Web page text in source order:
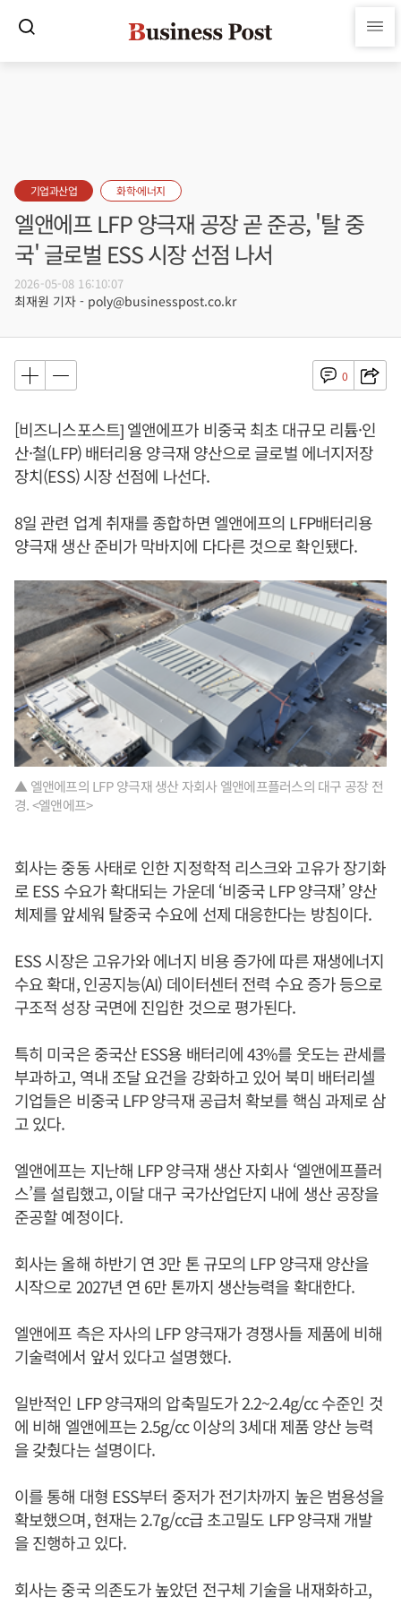
기업과산업 화학·에너지
엘앤에프 LFP 양극재 공장 곧 준공, '탈 중
국' 글로벌 ESS 시장 선점 나서
2026-05-08 16:10:07
최재원 기자 - poly@businesspost.co.kr
0
[비즈니스포스트] 엘앤에프가 비중국 최초 대규모 리튬·인
산·철(LFP) 배터리용 양극재 양산으로 글로벌 에너지저장
장치(ESS) 시장 선점에 나선다.
8일 관련 업계 취재를 종합하면 엘앤에프의 LFP배터리용
양극재 생산 준비가 막바지에 다다른 것으로 확인됐다.
▲ 엘앤에프의 LFP 양극재 생산 자회사 엘앤에프플러스의 대구 공장 전
경. <엘앤에프>
회사는 중동 사태로 인한 지정학적 리스크와 고유가 장기화
로 ESS 수요가 확대되는 가운데 ‘비중국 LFP 양극재’ 양산
체제를 앞세워 탈중국 수요에 선제 대응한다는 방침이다.
ESS 시장은 고유가와 에너지 비용 증가에 따른 재생에너지
수요 확대, 인공지능(AI) 데이터센터 전력 수요 증가 등으로
구조적 성장 국면에 진입한 것으로 평가된다.
특히 미국은 중국산 ESS용 배터리에 43%를 웃도는 관세를
부과하고, 역내 조달 요건을 강화하고 있어 북미 배터리셀
기업들은 비중국 LFP 양극재 공급처 확보를 핵심 과제로 삼
고 있다.
엘앤에프는 지난해 LFP 양극재 생산 자회사 ‘엘앤에프플러
스’를 설립했고, 이달 대구 국가산업단지 내에 생산 공장을
준공할 예정이다.
회사는 올해 하반기 연 3만 톤 규모의 LFP 양극재 양산을
시작으로 2027년 연 6만 톤까지 생산능력을 확대한다.
엘앤에프 측은 자사의 LFP 양극재가 경쟁사들 제품에 비해
기술력에서 앞서 있다고 설명했다.
일반적인 LFP 양극재의 압축밀도가 2.2~2.4g/cc 수준인 것
에 비해 엘앤에프는 2.5g/cc 이상의 3세대 제품 양산 능력
을 갖췄다는 설명이다.
이를 통해 대형 ESS부터 중저가 전기차까지 높은 범용성을
확보했으며, 현재는 2.7g/cc급 초고밀도 LFP 양극재 개발
을 진행하고 있다.
회사는 중국 의존도가 높았던 전구체 기술을 내재화하고,